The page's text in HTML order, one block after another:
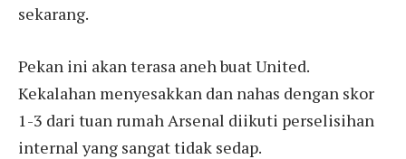
sekarang.
Pekan ini akan terasa aneh buat United.
Kekalahan menyesakkan dan nahas dengan skor
1-3 dari tuan rumah Arsenal diikuti perselisihan
internal yang sangat tidak sedap.